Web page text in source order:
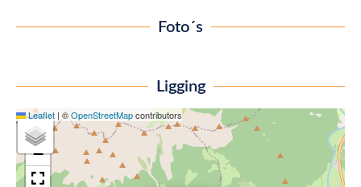
Foto´s
Ligging
+
−
Leaflet | ©OpenStreetMapcontributors